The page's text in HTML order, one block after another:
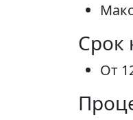
Срок
От